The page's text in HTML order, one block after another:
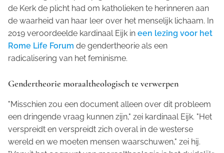
de Kerk de plicht had om katholieken te herinneren aan
de waarheid van haar leer over het menselijk lichaam. In
2019 veroordeelde kardinaal Eijk in een lezing voor het
Rome Life Forum de gendertheorie als een
radicalisering van het feminisme.
Gendertheorie moraaltheologisch te verwerpen
"Misschien zou een document alleen over dit probleem
een dringende vraag kunnen zijn," zei kardinaal Eijk. "Het
verspreidt en verspreidt zich overal in de westerse
wereld en we moeten mensen waarschuwen," zei hij.